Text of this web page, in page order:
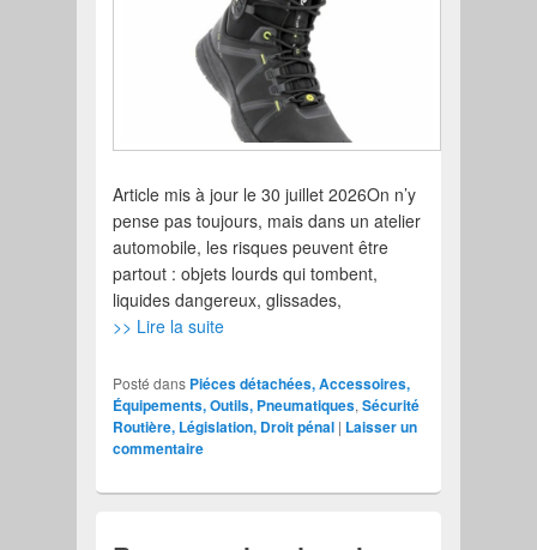
Article mis à jour le 30 juillet 2026On n’y
pense pas toujours, mais dans un atelier
automobile, les risques peuvent être
partout : objets lourds qui tombent,
liquides dangereux, glissades,
>> Lire la suite
Posté dans Piéces détachées, Accessoires,
Équipements, Outils, Pneumatiques,Sécurité
Routière, Législation, Droit pénal | Laisser un
commentaire